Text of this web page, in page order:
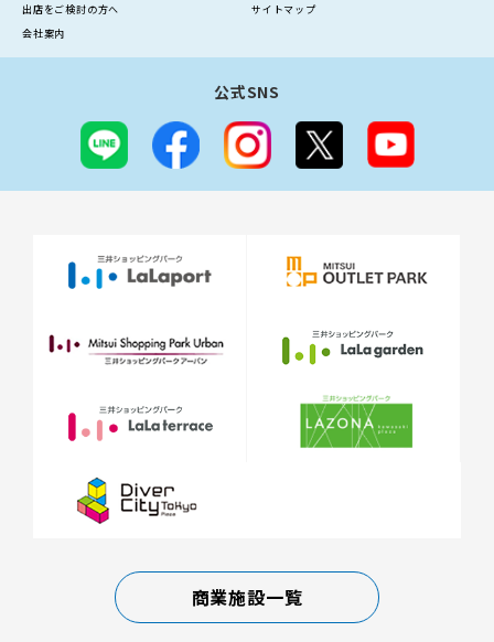
出店をご検討の方へ
サイトマップ
会社案内
公式SNS
商業施設一覧